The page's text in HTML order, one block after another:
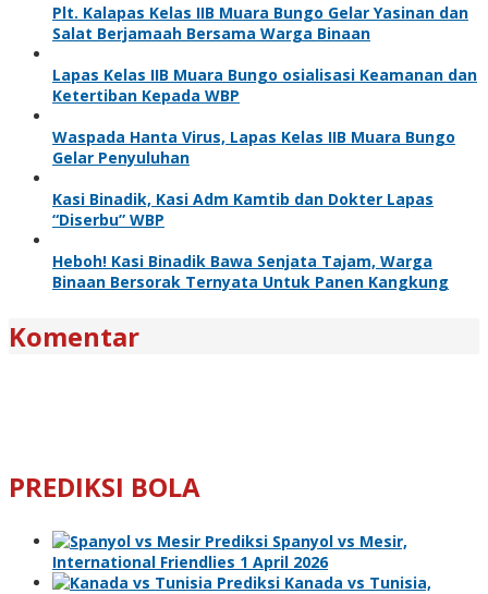
Plt. Kalapas Kelas IIB Muara Bungo Gelar Yasinan dan
Salat Berjamaah Bersama Warga Binaan
Lapas Kelas IIB Muara Bungo osialisasi Keamanan dan
Ketertiban Kepada WBP
Waspada Hanta Virus, Lapas Kelas IIB Muara Bungo
Gelar Penyuluhan
Kasi Binadik, Kasi Adm Kamtib dan Dokter Lapas
“Diserbu” WBP
Heboh! Kasi Binadik Bawa Senjata Tajam, Warga
Binaan Bersorak Ternyata Untuk Panen Kangkung
Komentar
PREDIKSI BOLA
Prediksi Spanyol vs Mesir,
International Friendlies 1 April 2026
Prediksi Kanada vs Tunisia,